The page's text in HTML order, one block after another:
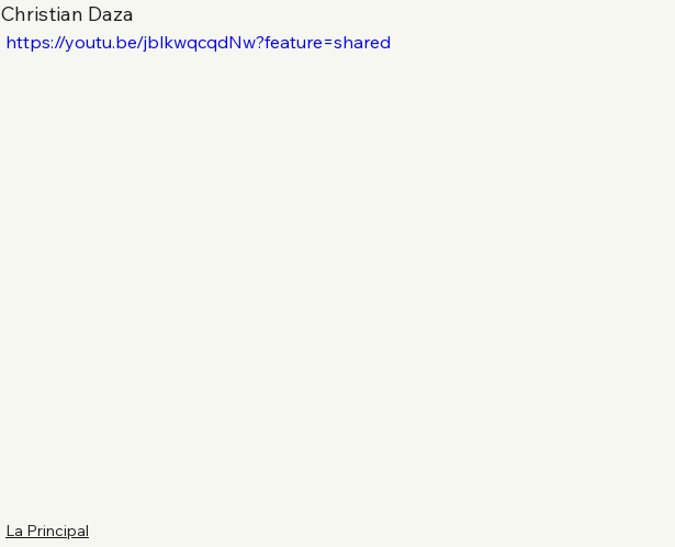
Christian Daza
https://youtu.be/jblkwqcqdNw?feature=shared
La Principal